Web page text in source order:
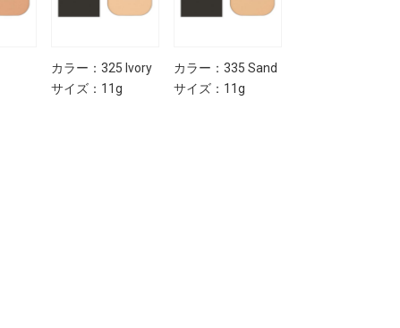
カラー：325 Ivory
サイズ：11g
カラー：335 Sand
サイズ：11g